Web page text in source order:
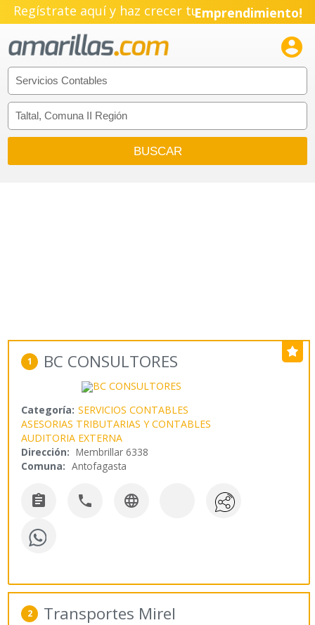
Regístrate aquí y haz crecer tuEmprendimiento!

1 BC CONSULTORES
Categoría: SERVICIOS CONTABLES
ASESORIAS TRIBUTARIAS Y CONTABLES
AUDITORIA EXTERNA
Dirección: Membrillar 6338
Comuna: Antofagasta
  
2 Transportes Mirel